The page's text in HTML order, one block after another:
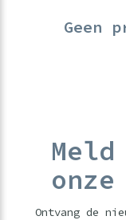
Geen
Ontvang de